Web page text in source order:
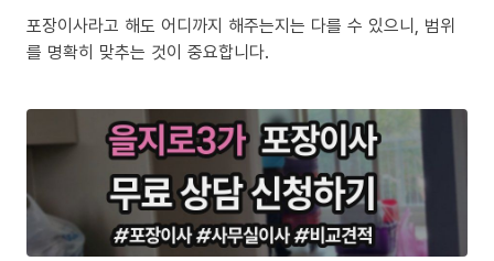
포장이사라고 해도 어디까지 해주는지는 다를 수 있으니, 범위
를 명확히 맞추는 것이 중요합니다.